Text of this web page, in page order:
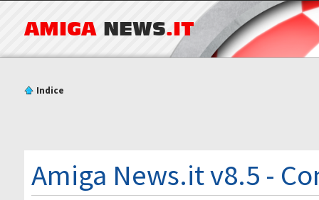
AMIGA NEWS.IT
Indice
Amiga News.it v8.5 -